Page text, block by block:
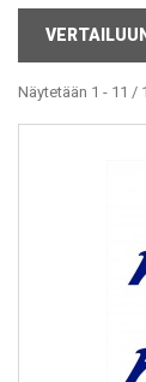
Näytetään 1 - 11 /